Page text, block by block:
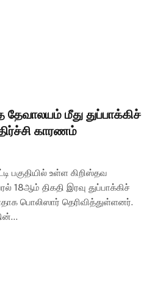
மீது துப்பாக்கிச்
காரணம்
உள்ள கிறிஸ்தவ
18ஆம் திகதி இரவு துப்பாக்கிச்
பொலிஸார் தெரிவித்துள்ளனர்.